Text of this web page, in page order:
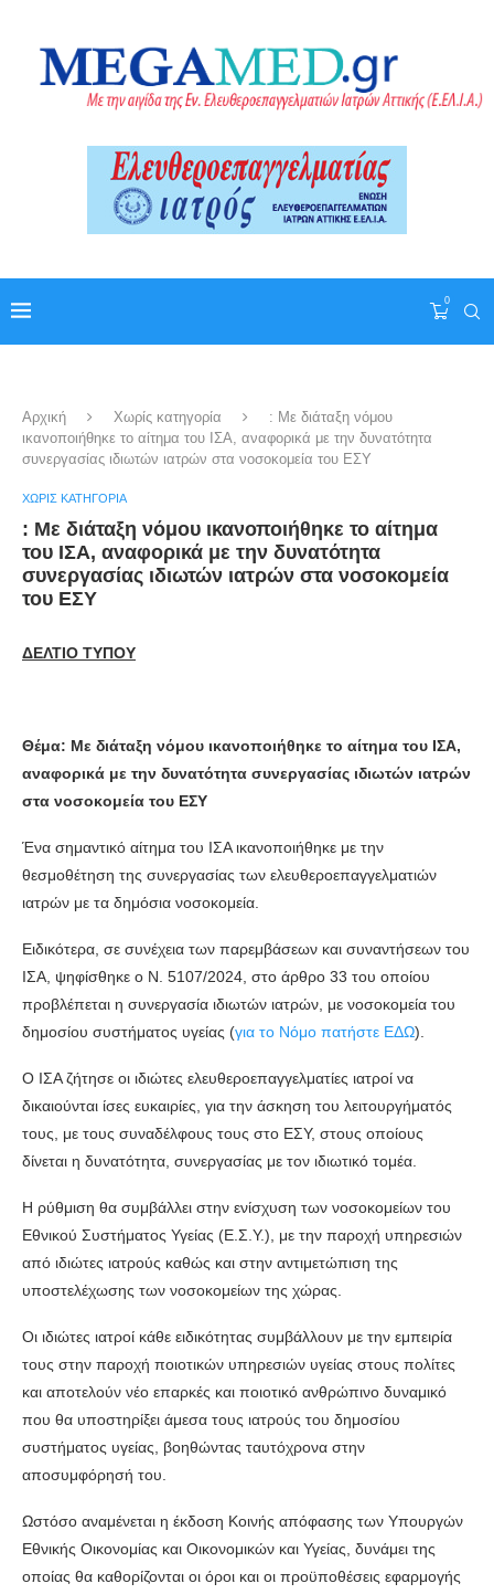
0
Αρχική Χωρίς κατηγορία
: Με διάταξη νόμου
ικανοποιήθηκε το αίτημα του ΙΣΑ, αναφορικά με την δυνατότητα
συνεργασίας ιδιωτών ιατρών στα νοσοκομεία του ΕΣΥ
ΧΩΡΊΣ ΚΑΤΗΓΟΡΊΑ
: Με διάταξη νόμου ικανοποιήθηκε το αίτημα
του ΙΣΑ, αναφορικά με την δυνατότητα
συνεργασίας ιδιωτών ιατρών στα νοσοκομεία
του ΕΣΥ
ΔΕΛΤΙΟ ΤΥΠΟΥ
Θέμα: Με διάταξη νόμου ικανοποιήθηκε το αίτημα του ΙΣΑ,
αναφορικά με την δυνατότητα συνεργασίας ιδιωτών ιατρών
στα νοσοκομεία του ΕΣΥ
Ένα σημαντικό αίτημα του ΙΣΑ ικανοποιήθηκε με την
θεσμοθέτηση της συνεργασίας των ελευθεροεπαγγελματιών
ιατρών με τα δημόσια νοσοκομεία.
Ειδικότερα, σε συνέχεια των παρεμβάσεων και συναντήσεων του
ΙΣΑ, ψηφίσθηκε ο Ν. 5107/2024, στο άρθρο 33 του οποίου
προβλέπεται η συνεργασία ιδιωτών ιατρών, με νοσοκομεία του
δημοσίου συστήματος υγείας (για το Νόμο πατήστε ΕΔΩ).
Ο ΙΣΑ ζήτησε οι ιδιώτες ελευθεροεπαγγελματίες ιατροί να
δικαιούνται ίσες ευκαιρίες, για την άσκηση του λειτουργήματός
τους, με τους συναδέλφους τους στο ΕΣΥ, στους οποίους
δίνεται η δυνατότητα, συνεργασίας με τον ιδιωτικό τομέα.
Η ρύθμιση θα συμβάλλει στην ενίσχυση των νοσοκομείων του
Εθνικού Συστήματος Υγείας (Ε.Σ.Υ.), με την παροχή υπηρεσιών
από ιδιώτες ιατρούς καθώς και στην αντιμετώπιση της
υποστελέχωσης των νοσοκομείων της χώρας.
Οι ιδιώτες ιατροί κάθε ειδικότητας συμβάλλουν με την εμπειρία
τους στην παροχή ποιοτικών υπηρεσιών υγείας στους πολίτες
και αποτελούν νέο επαρκές και ποιοτικό ανθρώπινο δυναμικό
που θα υποστηρίξει άμεσα τους ιατρούς του δημοσίου
συστήματος υγείας, βοηθώντας ταυτόχρονα στην
αποσυμφόρησή του.
Ωστόσο αναμένεται η έκδοση Κοινής απόφασης των Υπουργών
Εθνικής Οικονομίας και Οικονομικών και Υγείας, δυνάμει της
οποίας θα καθορίζονται οι όροι και οι προϋποθέσεις εφαρμογής